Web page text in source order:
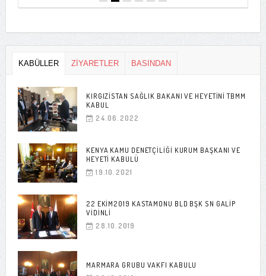
KABÜLLER ZİYARETLER BASINDAN
KIRGIZISTAN SAĞLIK BAKANI VE HEYETINI TBMM
KABUL
24.06.2022
KENYA KAMU DENETÇILIĞI KURUM BAŞKANI VE
HEYETI KABULÜ
19.10.2021
22 EKIM2019 KASTAMONU BLD BŞK SN GALIP
VIDINLI
28.10.2019
MARMARA GRUBU VAKFI KABULU